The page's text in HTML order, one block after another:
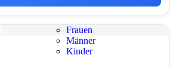
Frauen
Männer
Kinder